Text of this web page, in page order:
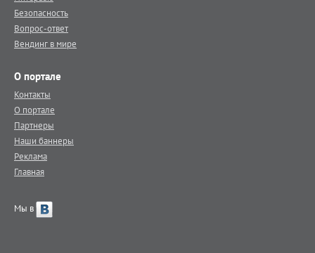
Безопасность
Вопрос-ответ
Вендинг в мире
О портале
Контакты
О портале
Партнеры
Наши баннеры
Реклама
Главная
Мы в